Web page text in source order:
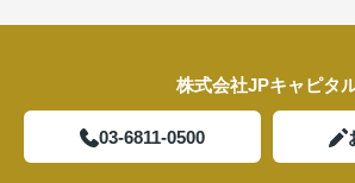
株式会社JPキャピタ
03-6811-0500